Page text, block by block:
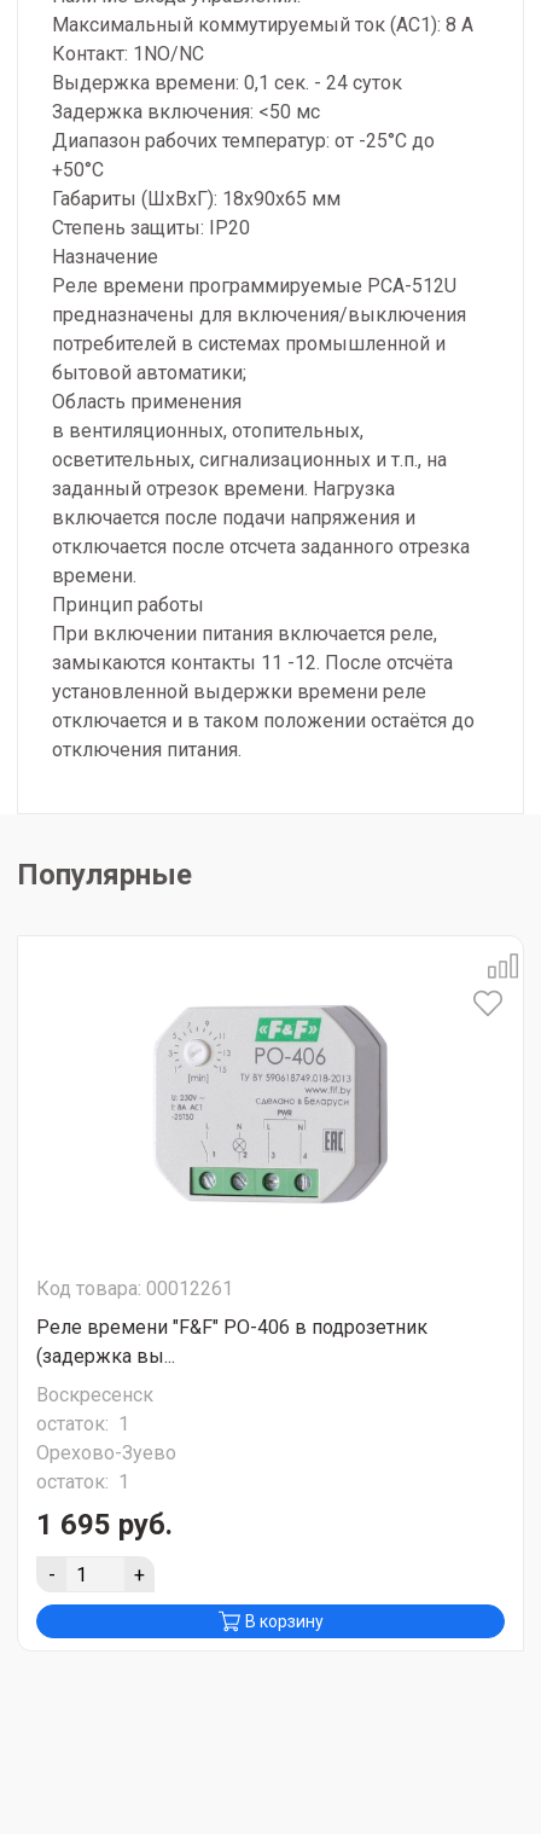
Максимальный коммутируемый ток (AC1): 8 А
Контакт: 1NO/NC
Выдержка времени: 0,1 сек. - 24 суток
Задержка включения: <50 мс
Диапазон рабочих температур: от -25°С до
+50°С
Габариты (ШхВхГ): 18х90х65 мм
Степень защиты: IP20
Назначение
Реле времени программируемые РСА-512U
предназначены для включения/выключения
потребителей в системах промышленной и
бытовой автоматики;
Область применения
в вентиляционных, отопительных,
осветительных, сигнализационных и т.п., на
заданный отрезок времени. Нагрузка
включается после подачи напряжения и
отключается после отсчета заданного отрезка
времени.
Принцип работы
При включении питания включается реле,
замыкаются контакты 11 -12. После отсчёта
установленной выдержки времени реле
отключается и в таком положении остаётся до
отключения питания.
Популярные
Код товара: 00012261
Реле времени "F&F" PO-406 в подрозетник
(задержка вы...
Воскресенск
остаток: 1
Орехово-Зуево
остаток: 1
1 695 руб.
- +
В корзину